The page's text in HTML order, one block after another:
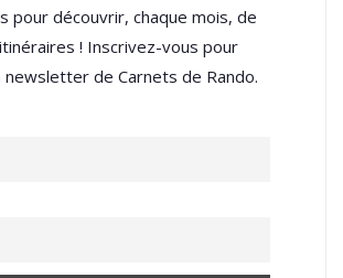
pour découvrir, chaque mois, de
! Inscrivez-vous pour
newsletter de Carnets de Rando.